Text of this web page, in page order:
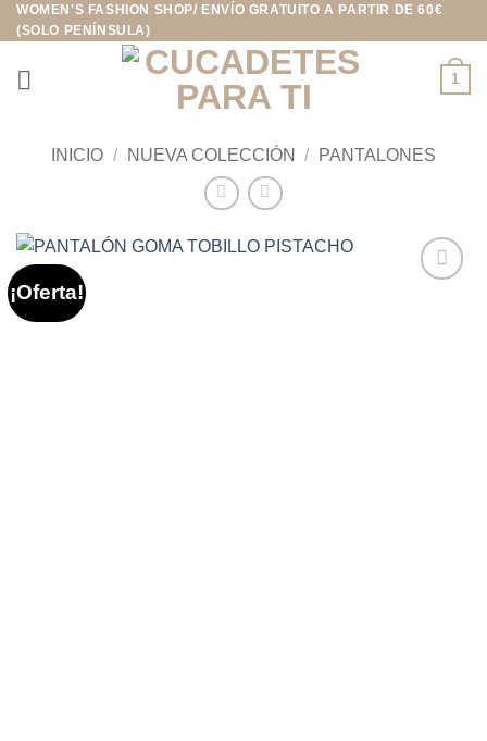
Saltar
al
contenido
WOMEN'S FASHION SHOP/ ENVÍO GRATUITO A PARTIR DE 60€
(SOLO PENÍNSULA)
1
INICIO / NUEVA COLECCIÓN / PANTALONES
¡Oferta!